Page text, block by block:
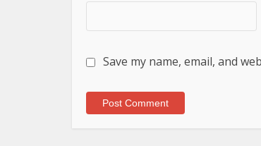
Save my name, email, and